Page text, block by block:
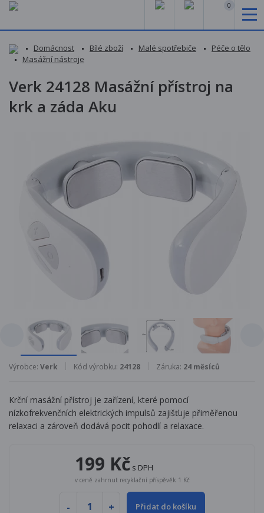
0
Domácnost Bílé zboží Malé spotřebiče
Péče o tělo
Masážní nástroje
Verk 24128 Masážní přístroj na
krk a záda Aku
Výrobce: Verk Kód výrobku: 24128 Záruka: 24 měsíců
Krční masážní přístroj je zařízení, které pomocí
nízkofrekvenčních elektrických impulsů zajišťuje přiměřenou
relaxaci a zároveň dodává pocit pohodlí a relaxace.
199 Kč s DPH
v ceně zahrnut recyklační příspěvěk 1 Kč
Přidat do košíku